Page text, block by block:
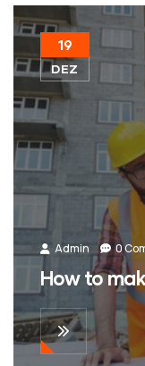
19
DEZ
Admin 0
How to